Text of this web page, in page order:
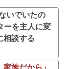
いでいたの
ーを主人に変
相談する
族だから」